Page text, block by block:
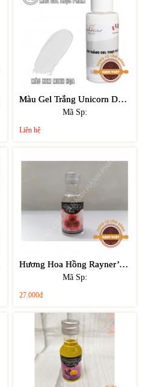
Màu Gel Trắng Unicorn D40 28gr
Mã Sp:
Liên hệ
Hương Hoa Hồng Rayner’s 28ml
Mã Sp:
27.000đ